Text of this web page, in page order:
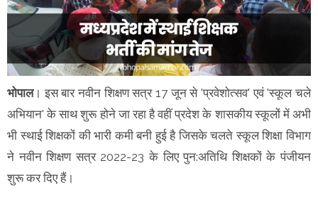
भोपाल। इस बार नवीन शिक्षण सत्र 17 जून से 'प्रवेशोत्सव' एवं 'स्कूल चले
अभियान' के साथ शुरू होने जा रहा है वहीं प्रदेश के शासकीय स्कूलों में अभी
भी स्थाई शिक्षकों की भारी कमी बनी हुई है जिसके चलते स्कूल शिक्षा विभाग
ने नवीन शिक्षण सत्र 2022-23 के लिए पुन:अतिथि शिक्षकों के पंजीयन
शुरू कर दिए हैं।